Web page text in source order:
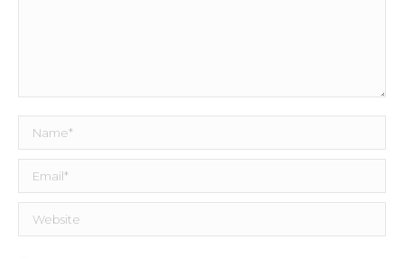
Name *
Email *
Website